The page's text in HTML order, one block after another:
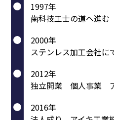
1997年
歯科技工士の道へ進む
2000年
ステンレス加工会社に
2012年
独立開業 個人事業
2016年